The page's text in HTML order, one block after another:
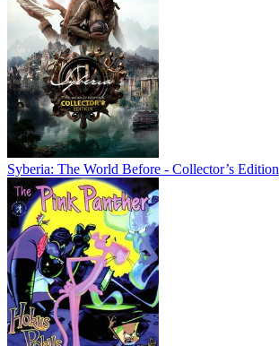
Syberia: The World Before - Collector’s Edition